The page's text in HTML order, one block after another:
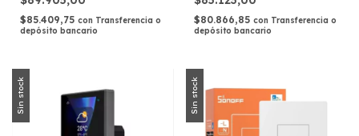
$85.409,75 con Transferencia o
depósito bancario
$80.866,85 con Transferencia o
depósito bancario
Sin stock Sin stock